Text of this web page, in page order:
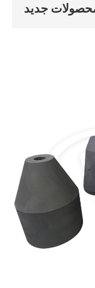
جدید